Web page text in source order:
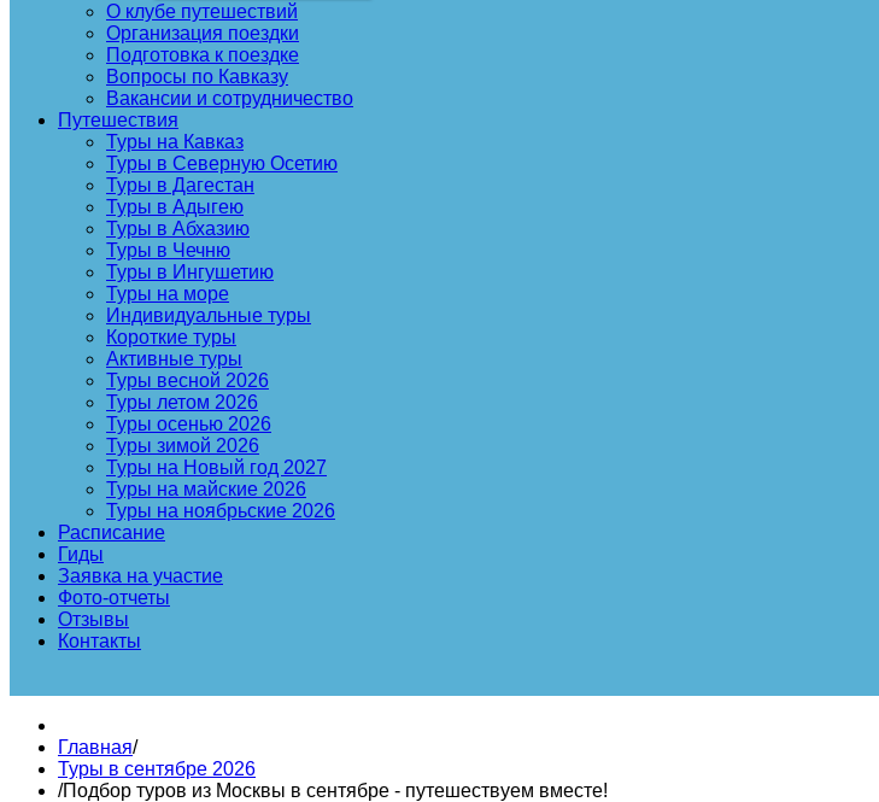
О клубе путешествий
Организация поездки
Подготовка к поездке
Вопросы по Кавказу
Вакансии и сотрудничество
Путешествия
Туры на Кавказ
Туры в Северную Осетию
Туры в Дагестан
Туры в Адыгею
Туры в Абхазию
Туры в Чечню
Туры в Ингушетию
Туры на море
Индивидуальные туры
Короткие туры
Активные туры
Туры весной 2026
Туры летом 2026
Туры осенью 2026
Туры зимой 2026
Туры на Новый год 2027
Туры на майские 2026
Туры на ноябрьские 2026
Расписание
Гиды
Заявка на участие
Фото-отчеты
Отзывы
Контакты
Главная/
Туры в сентябре 2026
/Подбор туров из Москвы в сентябре - путешествуем вместе!